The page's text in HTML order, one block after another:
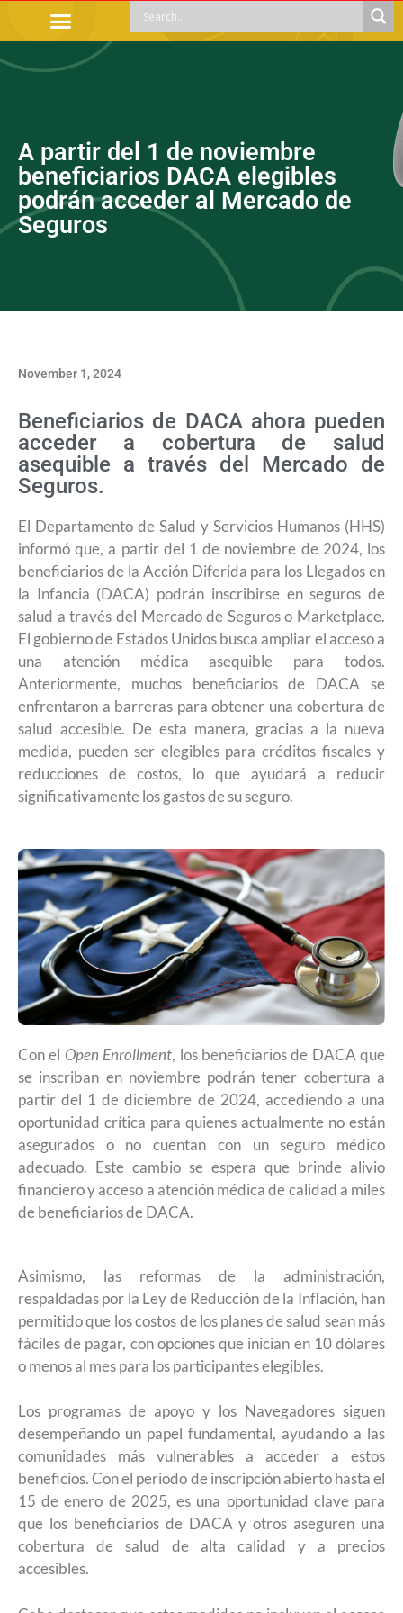
A partir del 1 de noviembre
beneficiarios DACA elegibles
podrán acceder al Mercado de
Seguros
November 1, 2024
Beneficiarios de DACA ahora pueden
acceder a cobertura de salud
asequible a través del Mercado de
Seguros.
El Departamento de Salud y Servicios Humanos (HHS)
informó que, a partir del 1 de noviembre de 2024, los
beneficiarios de la Acción Diferida para los Llegados en
la Infancia (DACA) podrán inscribirse en seguros de
salud a través del Mercado de Seguros o Marketplace.
El gobierno de Estados Unidos busca ampliar el acceso a
una atención médica asequible para todos.
Anteriormente, muchos beneficiarios de DACA se
enfrentaron a barreras para obtener una cobertura de
salud accesible. De esta manera, gracias a la nueva
medida, pueden ser elegibles para créditos fiscales y
reducciones de costos, lo que ayudará a reducir
significativamente los gastos de su seguro.
Con el Open Enrollment, los beneficiarios de DACA que
se inscriban en noviembre podrán tener cobertura a
partir del 1 de diciembre de 2024, accediendo a una
oportunidad crítica para quienes actualmente no están
asegurados o no cuentan con un seguro médico
adecuado. Este cambio se espera que brinde alivio
financiero y acceso a atención médica de calidad a miles
de beneficiarios de DACA.
Asimismo, las reformas de la administración,
respaldadas por la Ley de Reducción de la Inflación, han
permitido que los costos de los planes de salud sean más
fáciles de pagar, con opciones que inician en 10 dólares
o menos al mes para los participantes elegibles.
Los programas de apoyo y los Navegadores siguen
desempeñando un papel fundamental, ayudando a las
comunidades más vulnerables a acceder a estos
beneficios. Con el periodo de inscripción abierto hasta el
15 de enero de 2025, es una oportunidad clave para
que los beneficiarios de DACA y otros aseguren una
cobertura de salud de alta calidad y a precios
accesibles.